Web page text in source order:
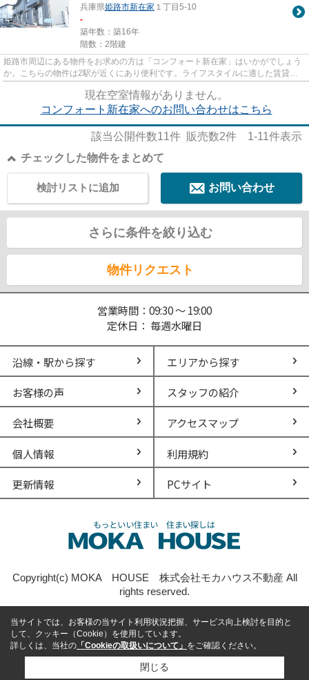
兵庫県姫路市新在家 １丁目5-10
-
築年数：築16年
階数：2階建
姫路市周辺にある物件をお求めの方は「コンフォート新在家」はいかがでしょう
か。こちらの物件は2駅が近くにあり便利です。ライフスタイルに適した賃貸物
件をお探しの方は、ぜひ当社に...
現在空室情報がありません。
コンフォート新在家へのお問い合わせはこちら
該当公開件数11件 販売数2件 1-11件表示
チェックした物件をまとめて
お問い合わせ
検討リストに追加
さらに条件を絞り込む
物件リクエスト
営業時間：09:30 ～ 19:00
定休日： 毎週水曜日
沿線・駅から探す エリアから探す
お客様の声 スタッフの紹介
会社概要 アクセスマップ
個人情報 利用規約
更新情報 PCサイト
Copyright(c) MOKA HOUSE 株式会社モカハウス不動産 All
rights reserved.
当サイトでは、お客様の当サイト利用状況把握、サービス向上検討を目的と
して、クッキー（Cookie）を使用しています。
詳しくは、当社の 「Cookieの取扱いについて」 をご確認ください。
閉じる